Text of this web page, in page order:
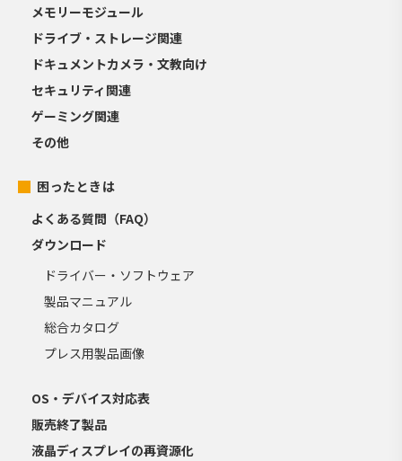
メモリーモジュール
ドライブ・ストレージ関連
ドキュメントカメラ・文教向け
セキュリティ関連
ゲーミング関連
その他
困ったときは
よくある質問（FAQ）
ダウンロード
ドライバー・ソフトウェア
製品マニュアル
総合カタログ
プレス用製品画像
OS・デバイス対応表
販売終了製品
液晶ディスプレイの再資源化